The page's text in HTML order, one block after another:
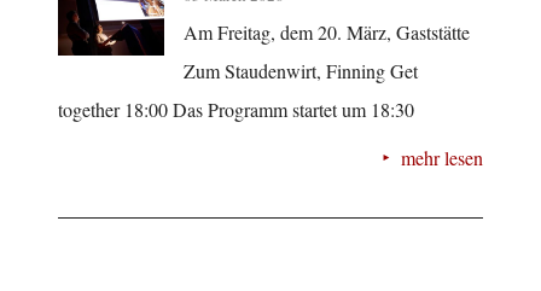
Am Freitag, dem 20. März, Gaststätte
Zum Staudenwirt, Finning Get
together 18:00 Das Programm startet um 18:30
mehr lesen